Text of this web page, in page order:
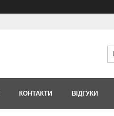
КОНТАКТИ ВІДГУКИ